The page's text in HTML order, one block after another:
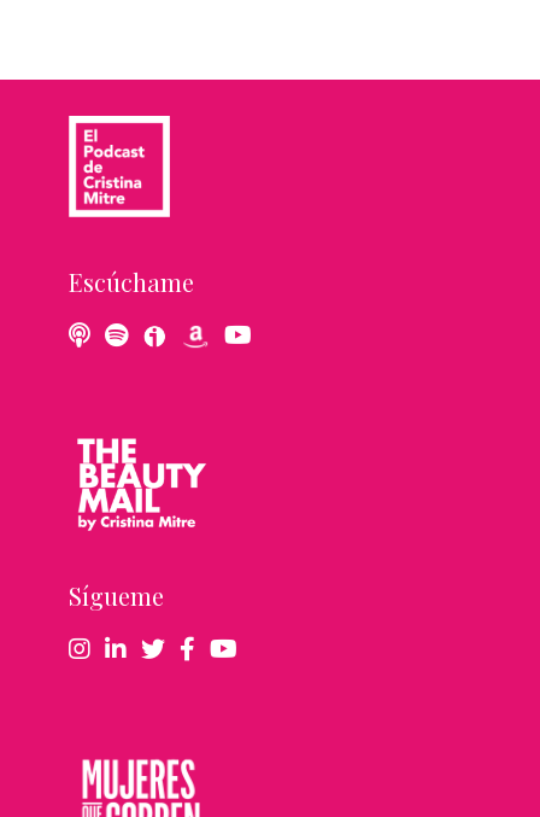
Escúchame
Sígueme